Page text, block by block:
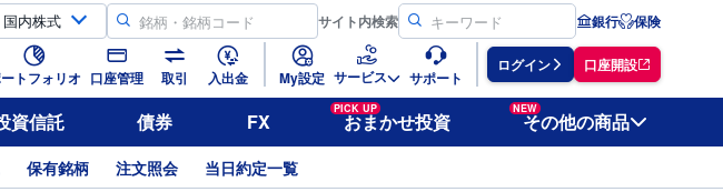
サイト内検索 銀行 保険
トフォリオ 口座管理 取引 入出金 My設定 サービス サポート
ログイン 口座開設
資信託 債券 FX
PICK UP
おまかせ投資
NEW
その他の商品
保有銘柄 注文照会 当日約定一覧